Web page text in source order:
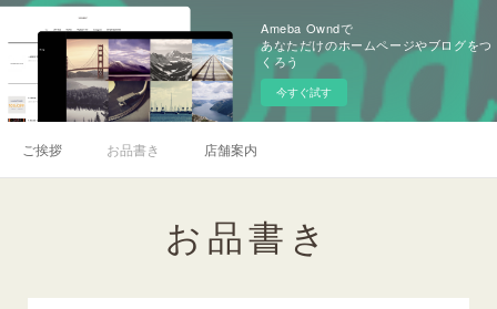
Ameba Owndで
あなただけのホームページやブログをつ
くろう
今すぐ試す
ご挨拶 お品書き 店舗案内
お品書き